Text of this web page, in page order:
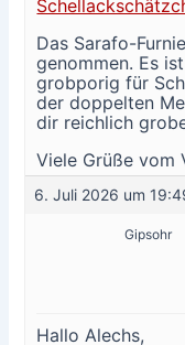
Das Sarafo-
genommen. Es
grobporig für
der doppelten
dir reichlich
Viele Grüße vom
6. Juli 2026 um
Gipsohr
Hallo Alechs,